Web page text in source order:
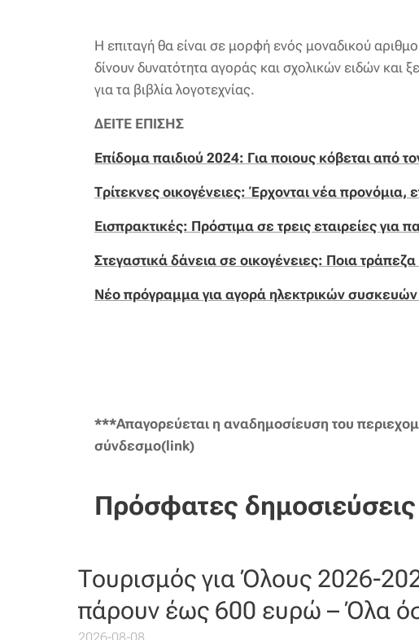
Η επιταγή θα είναι σε μορφή ενός μοναδικού
δίνουν δυνατότητα αγοράς και σχολικών ειδών και
για τα βιβλία λογοτεχνίας.
ΔΕΙΤΕ ΕΠΙΣΗΣ
Επίδομα παιδιού 2024: Για ποιους κόβεται από
Τρίτεκνες οικογένειες: Έρχονται νέα προνόμια,
Εισπρακτικές: Πρόστιμα σε τρεις εταιρείες
Στεγαστικά δάνεια σε οικογένειες: Ποια
Νέο πρόγραμμα για αγορά ηλεκτρικών συσκευών
***Απαγορεύεται η αναδημοσίευση του
σύνδεσμο(link)
Πρόσφατες δημοσιεύσεις
Τουρισμός για Όλους 2026-
πάρουν έως 600 ευρώ – Όλα